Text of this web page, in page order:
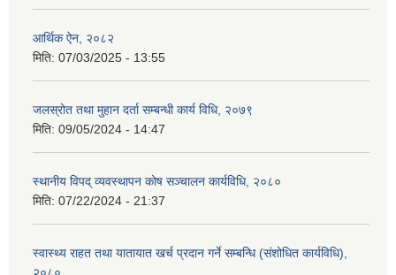
आर्थिक ऐन, २०८२
मिति: 07/03/2025 - 13:55
जलस्रोत तथा मुहान दर्ता सम्बन्धी कार्य विधि, २०७९
मिति: 09/05/2024 - 14:47
स्थानीय विपद् व्यवस्थापन कोष सञ्चालन कार्यविधि, २०८०
मिति: 07/22/2024 - 21:37
स्वास्थ्य राहत तथा यातायात खर्च प्रदान गर्ने सम्बन्धि (संशोधित कार्यविधि),